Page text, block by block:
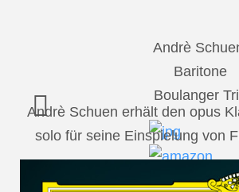
Andrè
Baritone
Boulanger
Andrè Schuen erhält den opus
solo für seine Einspielung von